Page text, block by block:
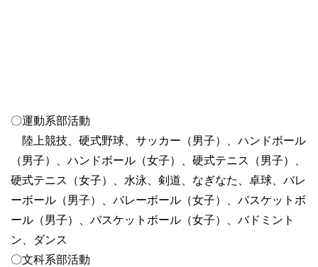
〇運動系部活動
陸上競技、硬式野球、サッカー（男子）、ハンドボール
（男子）、ハンドボール（女子）、硬式テニス（男子）、
硬式テニス（女子）、水泳、剣道、なぎなた、卓球、バレ
ーボール（男子）、バレーボール（女子）、バスケットボ
ール（男子）、バスケットボール（女子）、バドミント
ン、ダンス
〇文科系部活動